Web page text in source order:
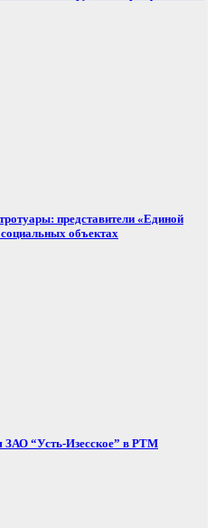
представители «Единой
объектах
ЗАО “Усть-Изесское” в РТМ